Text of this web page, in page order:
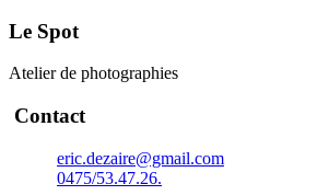
Le Spot
Atelier de photographies
Contact
eric.dezaire@gmail.com
0475/53.47.26.